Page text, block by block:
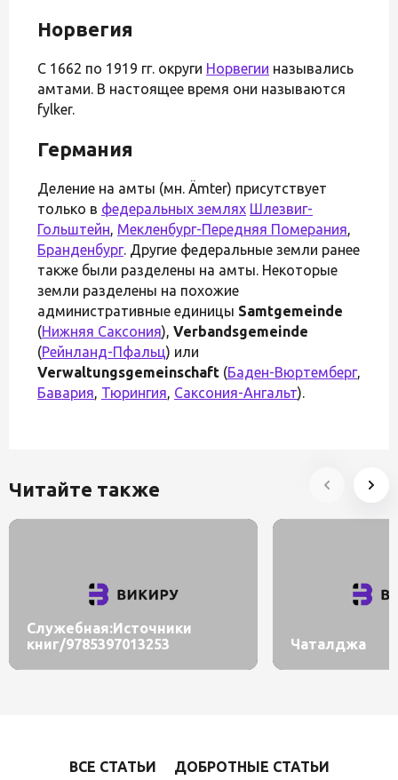
Норвегия
С 1662 по 1919 гг. округи Норвегии назывались
амтами. В настоящее время они называются
fylker.
Германия
Деление на амты (мн. Ämter) присутствует
только в федеральных землях Шлезвиг-
Гольштейн, Мекленбург-Передняя Померания,
Бранденбург. Другие федеральные земли ранее
также были разделены на амты. Некоторые
земли разделены на похожие
административные единицы Samtgemeinde
(Нижняя Саксония), Verbandsgemeinde
(Рейнланд-Пфальц) или
Verwaltungsgemeinschaft (Баден-Вюртемберг,
Бавария, Тюрингия, Саксония-Ангальт).
Читайте также
Служебная:Источники
книг/9785397013253
Чаталджа
ВСЕ СТАТЬИ ДОБРОТНЫЕ СТАТЬИ